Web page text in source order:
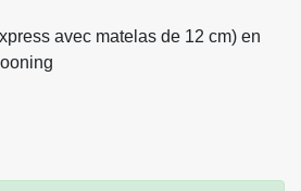
avec matelas de 12 cm) en